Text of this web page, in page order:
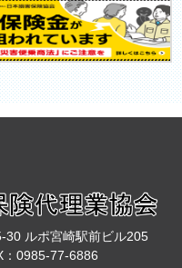
30 ルポ宮崎駅前ビル205
0985-77-6886